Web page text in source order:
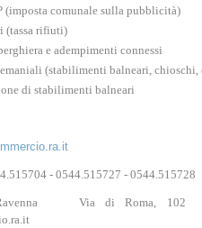
(imposta comunale sulla pubblicità)
(tassa rifiuti)
e adempimenti connessi
(stabilimenti balneari, chioschi,
di stabilimenti balneari
- 0544.515727 - 0544.515728
Ravenna Via di Roma,